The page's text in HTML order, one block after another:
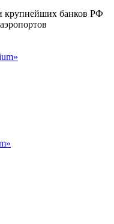
крупнейших банков РФ